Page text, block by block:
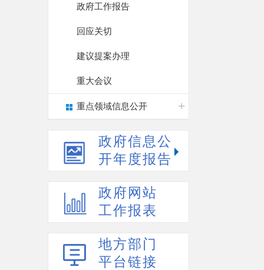
政府工作报告
回应关切
建议提案办理
重大会议
重点领域信息公开
政府信息公
开年度报告
政府网站
工作报表
地方部门
平台链接